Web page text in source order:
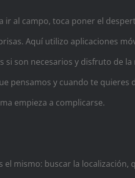
ir al campo, toca poner el
Aquí utilizo aplicaciones
son necesarios y disfruto de
pensamos y cuando te
empieza a complicarse.
mismo: buscar la localización,